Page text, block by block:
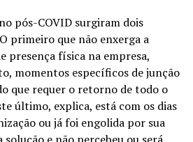
pós-COVID surgiram dois
primeiro que não enxerga a
presença física na empresa,
momentos específicos de junção
que requer o retorno de todo o
último, explica, está com os dias
ou já foi engolida por sua
e não percebeu ou será